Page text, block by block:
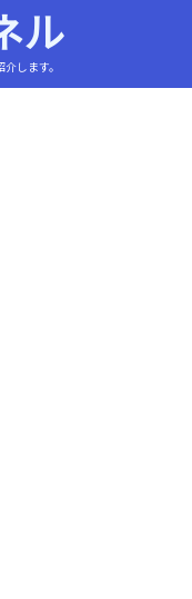
ル
します。